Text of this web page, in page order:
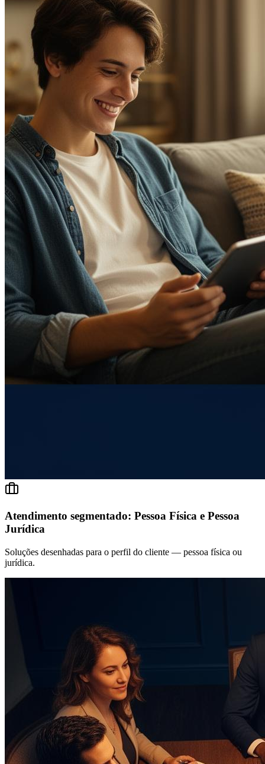
Atendimento segmentado: Pessoa Física e Pessoa
Jurídica
Soluções desenhadas para o perfil do cliente — pessoa física ou
jurídica.